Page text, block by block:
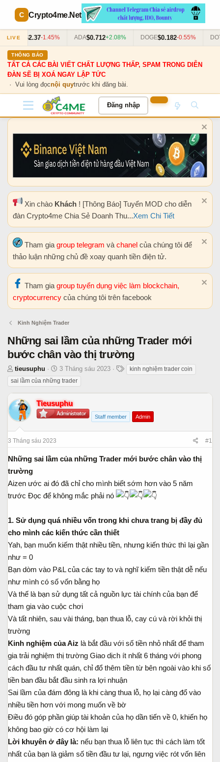
Crypto4me.Net
LIVE
XRP$2.37-1.45% ADA$0.712+2.08% DOGE$0.182-0.55% DOT
THÔNG BÁO
TẤT CẢ CÁC BÀI VIẾT CHẤT LƯỢNG THẤP, SPAM TRONG DIỄN
ĐÀN SẼ BỊ XOÁ NGAY LẬP TỨC
· Vui lòng đọcnội quytrước khi đăng bài.
Đăng nhập
Xin chào Khách ! [Thông Báo] Tuyển MOD cho diễn
đàn Crypto4me Chia Sẻ Doanh Thu...Xem Chi Tiết
Tham gia group telegram và chanel của chúng tôi để
thảo luận những chủ đề xoay quanh tiền điện tử.
Tham gia group tuyển dụng việc làm blockchain,
cryptocurrency của chúng tôi trên facebook
Kinh Nghiệm Trader
Những sai lầm của những Trader mới
bước chân vào thị trường
T
h
r
e
a
t
r
r
tieusuphu
N
g
à
b
ắ
u
3 Tháng sáu 2023
kinh nghiệm trader coin
sai lầm của những trader
Tieusuphu
Staff member Admin
3 Tháng sáu 2023 #1
Những sai lầm của những Trader mới bước chân vào thị
trường
Aizen ước ai đó đã chỉ cho mình biết sớm hơn vào 5 năm
trước Đọc để không mắc phải nó
1. Sử dụng quá nhiều vốn trong khi chưa trang bị đầy đủ
cho mình các kiến thức cần thiết
Yah, bạn muốn kiếm thật nhiều tiền, nhưng kiến thức thì lại gần
như = 0
Bạn dòm vào P&L của các tay to và nghĩ kiếm tiền thật dễ nếu
như mình có số vốn bằng họ
Và thế là bạn sử dụng tất cả nguồn lực tài chính của bạn để
tham gia vào cuộc chơi
Và tất nhiên, sau vài tháng, bạn thua lỗ, cay cú và rời khỏi thị
trường
Kinh nghiệm của Aiz là bắt đầu với số tiền nhỏ nhất để tham
gia trải nghiệm thị trường Giao dịch ít nhất 6 tháng với phong
cách đầu tư nhất quán, chỉ đổ thêm tiền từ bên ngoài vào khi số
tiền ban đầu bắt đầu sinh ra lợi nhuận
Sai lầm của đám đông là khi càng thua lỗ, họ lại càng đổ vào
nhiều tiền hơn với mong muốn về bờ
Điều đó góp phần giúp tài khoản của họ dần tiến về 0, khiến họ
không bao giờ có cơ hội làm lại
Lời khuyên ở đây là: nếu bạn thua lỗ liên tục thì cách làm tốt
nhất của bạn là giảm số tiền đầu tư lại, ngưng việc rót vốn liên